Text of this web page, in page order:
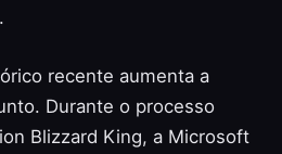
recente aumenta a
Durante o processo
Blizzard King, a Microsoft